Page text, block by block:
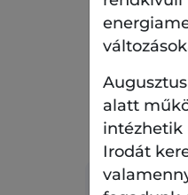
alatt
intézhetik
Irodát